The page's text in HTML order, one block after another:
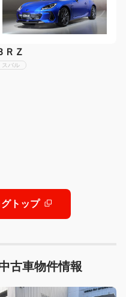
ＲＺ
スバル
トップ
古車物件情報